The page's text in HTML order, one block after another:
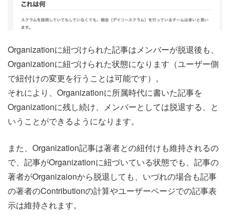
Organizationに紐づけられた記事はメンバーが脱退後も、
Organizationに紐づけられた状態になります（ユーザー側
で紐付けの変更を行うことは可能です）。
それにより、Organizationに所属時代に書いた記事を
Organizationに残し続け、メンバーとしては脱退する、と
いうことができるようになります。
また、Organization記事は著者との紐付けも維持されるの
で、記事がOrganizationに紐づいている状態でも、記事の
著者がOrganizaionから脱退しても、いづれの場合も記事
の著者のContributionの計算やユーザーページでの記事表
示は維持されます。